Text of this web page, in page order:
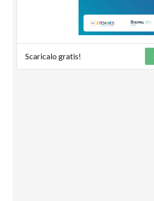
Scaricalo gratis!